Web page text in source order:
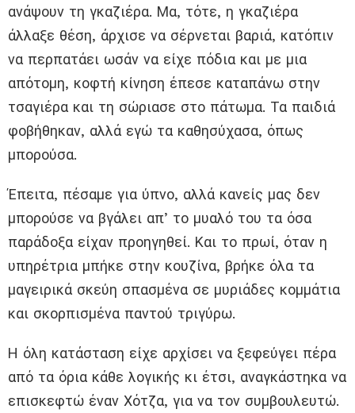
ανάψουν τη γκαζιέρα. Μα, τότε, η γκαζιέρα
άλλαξε θέση, άρχισε να σέρνεται βαριά, κατόπιν
να περπατάει ωσάν να είχε πόδια και με μια
απότομη, κοφτή κίνηση έπεσε καταπάνω στην
τσαγιέρα και τη σώριασε στο πάτωμα. Τα παιδιά
φοβήθηκαν, αλλά εγώ τα καθησύχασα, όπως
μπορούσα.
Έπειτα, πέσαμε για ύπνο, αλλά κανείς μας δεν
μπορούσε να βγάλει απ’ το μυαλό του τα όσα
παράδοξα είχαν προηγηθεί. Και το πρωί, όταν η
υπηρέτρια μπήκε στην κουζίνα, βρήκε όλα τα
μαγειρικά σκεύη σπασμένα σε μυριάδες κομμάτια
και σκορπισμένα παντού τριγύρω.
Η όλη κατάσταση είχε αρχίσει να ξεφεύγει πέρα
από τα όρια κάθε λογικής κι έτσι, αναγκάστηκα να
επισκεφτώ έναν Χότζα, για να τον συμβουλευτώ.